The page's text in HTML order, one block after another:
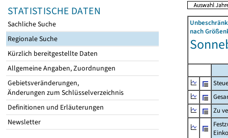
STATISTISCHE DATEN
Sachliche Suche
Regionale Suche
Kürzlich bereitgestellte Daten
Allgemeine Angaben, Zuordnungen
Gebietsveränderungen,
Änderungen zum Schlüsselverzeichnis
Definitionen und Erläuterungen
Newsletter
nach
Zu